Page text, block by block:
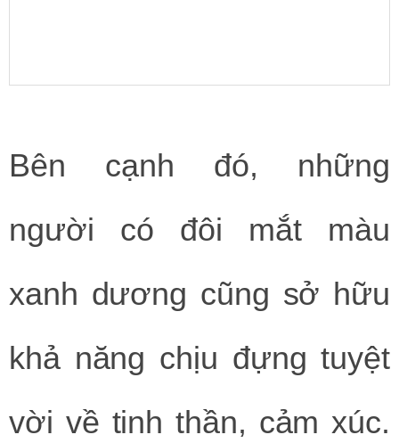
Bên cạnh đó, những
người có đôi mắt màu
xanh dương cũng sở hữu
khả năng chịu đựng tuyệt
vời về tinh thần, cảm xúc.